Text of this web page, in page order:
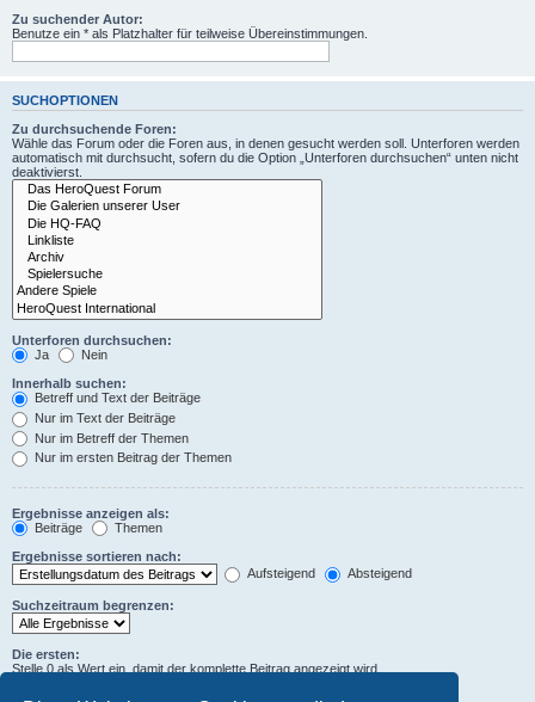
Zu suchender Autor:
Benutze ein * als Platzhalter für teilweise Übereinstimmungen.
SUCHOPTIONEN
Zu durchsuchende Foren:
Wähle das Forum oder die Foren aus, in denen gesucht werden soll. Unterforen werden
automatisch mit durchsucht, sofern du die Option „Unterforen durchsuchen“ unten nicht
deaktivierst.
Unterforen durchsuchen:
Ja
Nein
Innerhalb suchen:
Betreff und Text der Beiträge
Nur im Text der Beiträge
Nur im Betreff der Themen
Nur im ersten Beitrag der Themen
Ergebnisse anzeigen als:
Beiträge
Themen
Ergebnisse sortieren nach:
Aufsteigend
Absteigend
Suchzeitraum begrenzen:
Die ersten:
Stelle 0 als Wert ein, damit der komplette Beitrag angezeigt wird.